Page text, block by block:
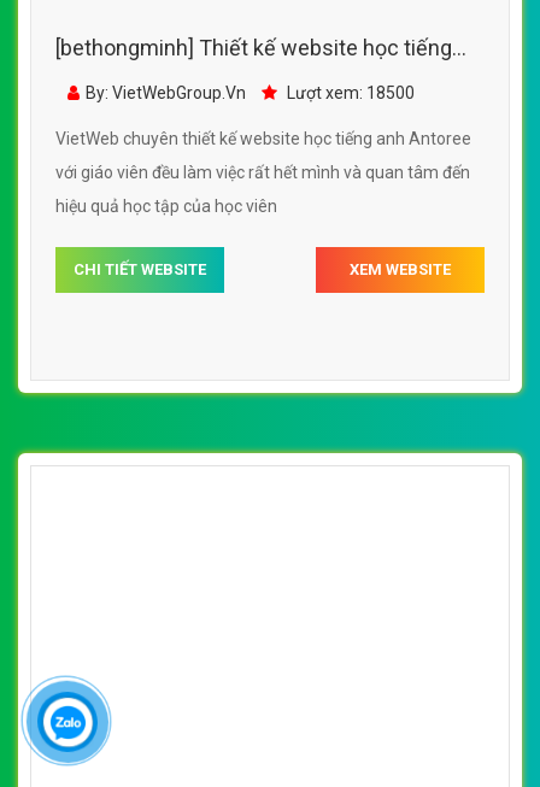
[bethongminh] Thiết kế website học tiếng
anh Antoree đẹp, chuyên nghiệp chuẩn SEO
By: VietWebGroup.Vn Lượt xem: 18500
VietWeb chuyên thiết kế website học tiếng anh Antoree
với giáo viên đều làm việc rất hết mình và quan tâm đến
hiệu quả học tập của học viên
CHI TIẾT WEBSITE XEM WEBSITE